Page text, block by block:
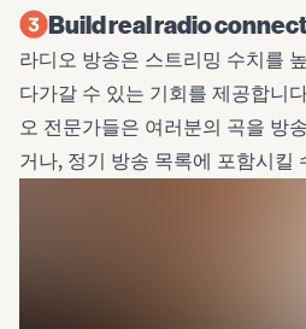
Build real radio
라디오 방송은 스트리밍 수치를
다가갈 수 있는 기회를 제공합니
오 전문가들은 여러분의 곡을 방
거나, 정기 방송 목록에 포함시킬